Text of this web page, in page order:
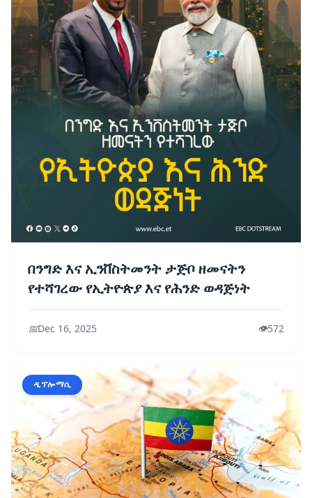
በንግድ እና ኢንቨስትመንት ታጅቦ ዘመናትን
የተሻገረው የኢትዮጵያ እና የሕንድ ወዳጅነት
📅Dec 16, 2025 👁️572
ዲፕሎማሲ